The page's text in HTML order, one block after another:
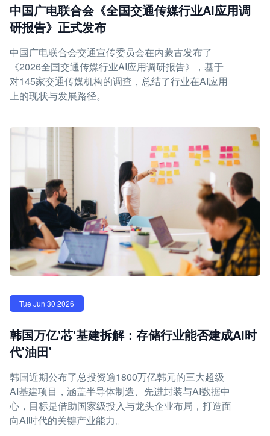
中国广电联合会《全国交通传媒行业AI应用调
研报告》正式发布
中国广电联合会交通宣传委员会在内蒙古发布了
《2026全国交通传媒行业AI应用调研报告》，基于
对145家交通传媒机构的调查，总结了行业在AI应用
上的现状与发展路径。
Tue Jun 30 2026
韩国万亿'芯'基建拆解：存储行业能否建成AI时
代'油田'
韩国近期公布了总投资逾1800万亿韩元的三大超级
AI基建项目，涵盖半导体制造、先进封装与AI数据中
心，目标是借助国家级投入与龙头企业布局，打造面
向AI时代的关键产业能力。